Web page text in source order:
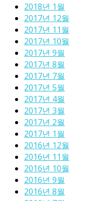
2018년 1월
2017년 12월
2017년 11월
2017년 10월
2017년 9월
2017년 8월
2017년 7월
2017년 5월
2017년 4월
2017년 3월
2017년 2월
2017년 1월
2016년 12월
2016년 11월
2016년 10월
2016년 9월
2016년 8월